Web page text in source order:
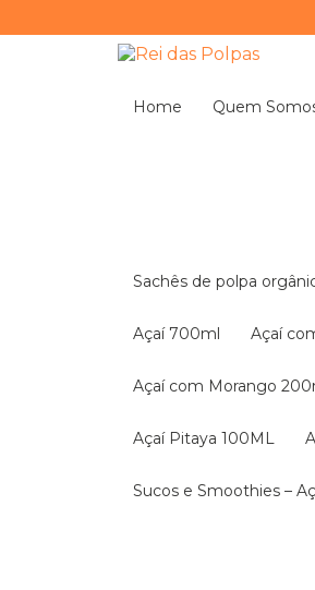
Home Quem
Sachês de polpa
Açaí 700ml Açaí
Açaí com Morango
Açaí Pitaya 100ML
Sucos e Smoothies –